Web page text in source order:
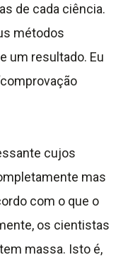
de cada ciência.
métodos
um resultado. Eu
cujos
mas
com o que o
os cientistas
massa. Isto é,